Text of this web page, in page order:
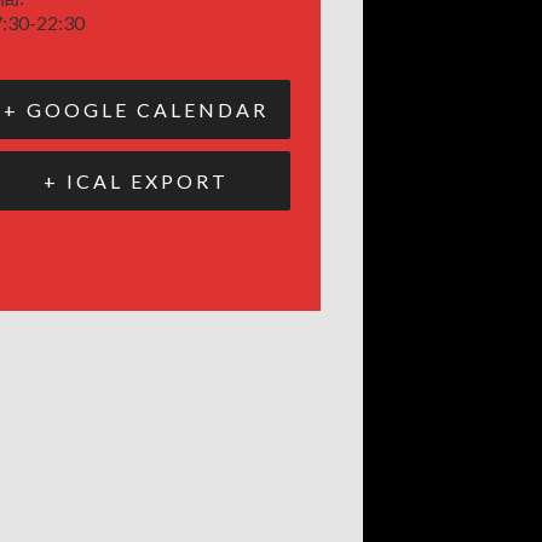
22:30
+ GOOGLE CALENDAR
+ ICAL EXPORT